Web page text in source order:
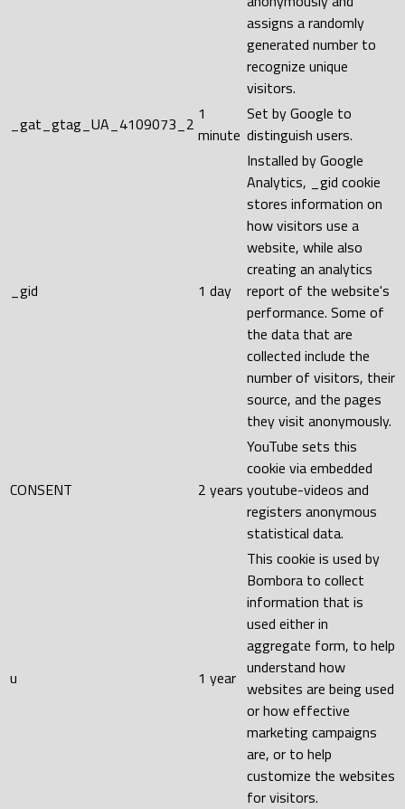
assigns a randomly
generated number to
recognize unique
visitors.
_gat_gtag_UA_4109073_2 1
minute
Set by Google to
distinguish users.
_gid 1 day
Installed by Google
Analytics, _gid cookie
stores information on
how visitors use a
website, while also
creating an analytics
report of the website's
performance. Some of
the data that are
collected include the
number of visitors, their
source, and the pages
they visit anonymously.
CONSENT 2 years
YouTube sets this
cookie via embedded
youtube-videos and
registers anonymous
statistical data.
u 1 year
This cookie is used by
Bombora to collect
information that is
used either in
aggregate form, to help
understand how
websites are being used
or how effective
marketing campaigns
are, or to help
customize the websites
for visitors.